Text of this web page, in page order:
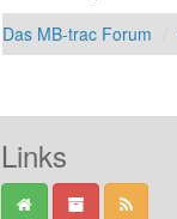
Das MB-trac Forum
Links